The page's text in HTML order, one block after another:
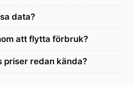
data?
att flytta förbruk?
priser redan kända?